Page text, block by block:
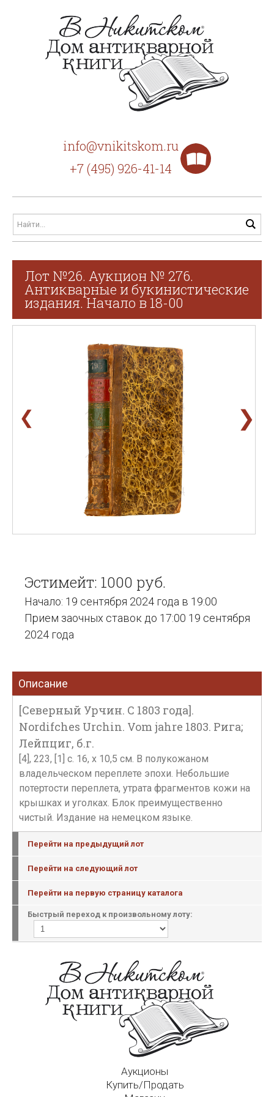
info@vnikitskom.ru
+7 (495) 926-41-14
Лот №26. Аукцион № 276.
Антикварные и букинистические
издания. Начало в 18-00
❮ ❯
Эстимейт: 1000 руб.
Начало: 19 сентября 2024 года в 19:00
Прием заочных ставок до 17:00 19 сентября
2024 года
Описание
[Северный Урчин. С 1803 года].
Nordifches Urchin. Vom jahre 1803. Рига;
Лейпциг, б.г.
[4], 223, [1] с. 16, х 10,5 см. В полукожаном
владельческом переплете эпохи. Небольшие
потертости переплета, утрата фрагментов кожи на
крышках и уголках. Блок преимущественно
чистый. Издание на немецком языке.
Перейти на предыдущий лот
Перейти на следующий лот
Перейти на первую страницу каталога
Быстрый переход к произвольному лоту:
Аукционы
Купить/Продать